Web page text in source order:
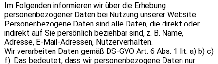
Im Folgenden informieren wir über die Erhebung
personenbezogener Daten bei Nutzung unserer Website.
Personenbezogene Daten sind alle Daten, die direkt oder
indirekt auf Sie persönlich beziehbar sind, z. B. Name,
Adresse, E-Mail-Adressen, Nutzerverhalten.
Wir verarbeiten Daten gemäß DS-GVO Art. 6 Abs. 1 lit. a) b) c)
f). Das bedeutet, dass wir personenbezogene Daten nur